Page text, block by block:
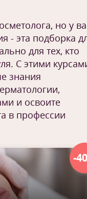
но у
- эта подборка
для тех, кто
С этими
знания
и освоите
в профессии
-